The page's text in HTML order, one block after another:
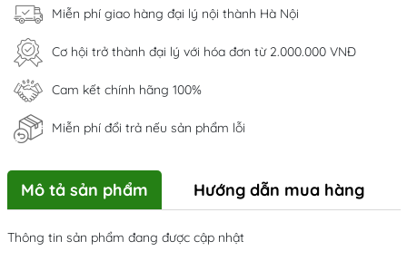
Miễn phí giao hàng đại lý nội thành Hà Nội
Cơ hội trở thành đại lý với hóa đơn từ 2.000.000 VNĐ
Cam kết chính hãng 100%
Miễn phí đổi trả nếu sản phẩm lỗi
Mô tả sản phẩm Hướng dẫn mua hàng
Thông tin sản phẩm đang được cập nhật